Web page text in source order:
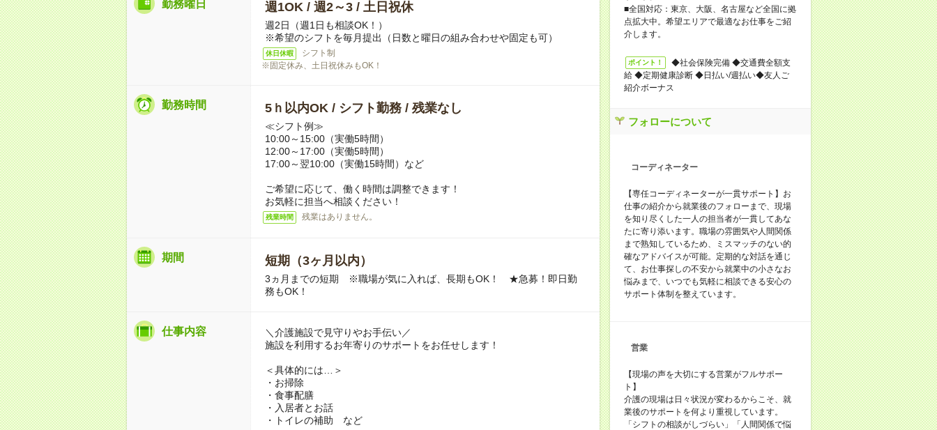
勤務曜日 週1OK / 週2～3 / 土日祝休
週2日（週1日も相談OK！）
※希望のシフトを毎月提出（日数と曜日の組み合わせや固定も可）
休日休暇
シフト制
※固定休み、土日祝休みもOK！
勤務時間 5ｈ以内OK / シフト勤務 / 残業なし
≪シフト例≫
10:00～15:00（実働5時間）
12:00～17:00（実働5時間）
17:00～翌10:00（実働15時間）など
ご希望に応じて、働く時間は調整できます！
お気軽に担当へ相談ください！
残業時間 残業はありません。
期間 短期（3ヶ月以内）
3ヵ月までの短期 ※職場が気に入れば、長期もOK！ ★急募！即日勤
務もOK！
仕事内容
＼介護施設で見守りやお手伝い／
施設を利用するお年寄りのサポートをお任せします！
＜具体的には…＞
・お掃除
・食事配膳
・入居者とお話
・トイレの補助 など
■全国対応：東京、大阪、名古屋など全国に拠
点拡大中。希望エリアで最適なお仕事をご紹
介します。
ポイント！
◆社会保険完備 ◆交通費全額支
給 ◆定期健康診断 ◆日払い/週払い◆友人ご
紹介ボーナス
フォローについて
コーディネーター
【専任コーディネーターが一貫サポート】お
仕事の紹介から就業後のフォローまで、現場
を知り尽くした一人の担当者が一貫してあな
たに寄り添います。職場の雰囲気や人間関係
まで熟知しているため、ミスマッチのない的
確なアドバイスが可能。定期的な対話を通じ
て、お仕事探しの不安から就業中の小さなお
悩みまで、いつでも気軽に相談できる安心の
サポート体制を整えています。
営業
【現場の声を大切にする営業がフルサポー
ト】
介護の現場は日々状況が変わるからこそ、就
業後のサポートを何より重視しています。
「シフトの相談がしづらい」「人間関係で悩